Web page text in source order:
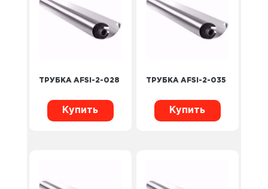
ТРУБКА AFSI-2-028
Купить
ТРУБКА AFSI-2-035
Купить